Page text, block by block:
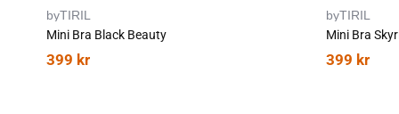
byTIRIL
Mini Bra Black Beauty
399 kr
byTIRIL
Mini Bra
399 kr